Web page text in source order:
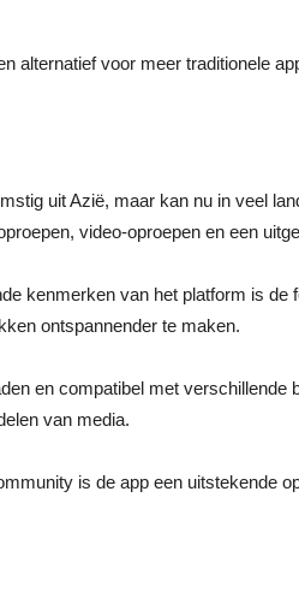
alternatief voor meer traditionele
uit Azië, maar kan nu in veel
video-oproepen en een
kenmerken van het platform is
ontspannender te maken.
en compatibel met
van media.
is de app een uitstekende